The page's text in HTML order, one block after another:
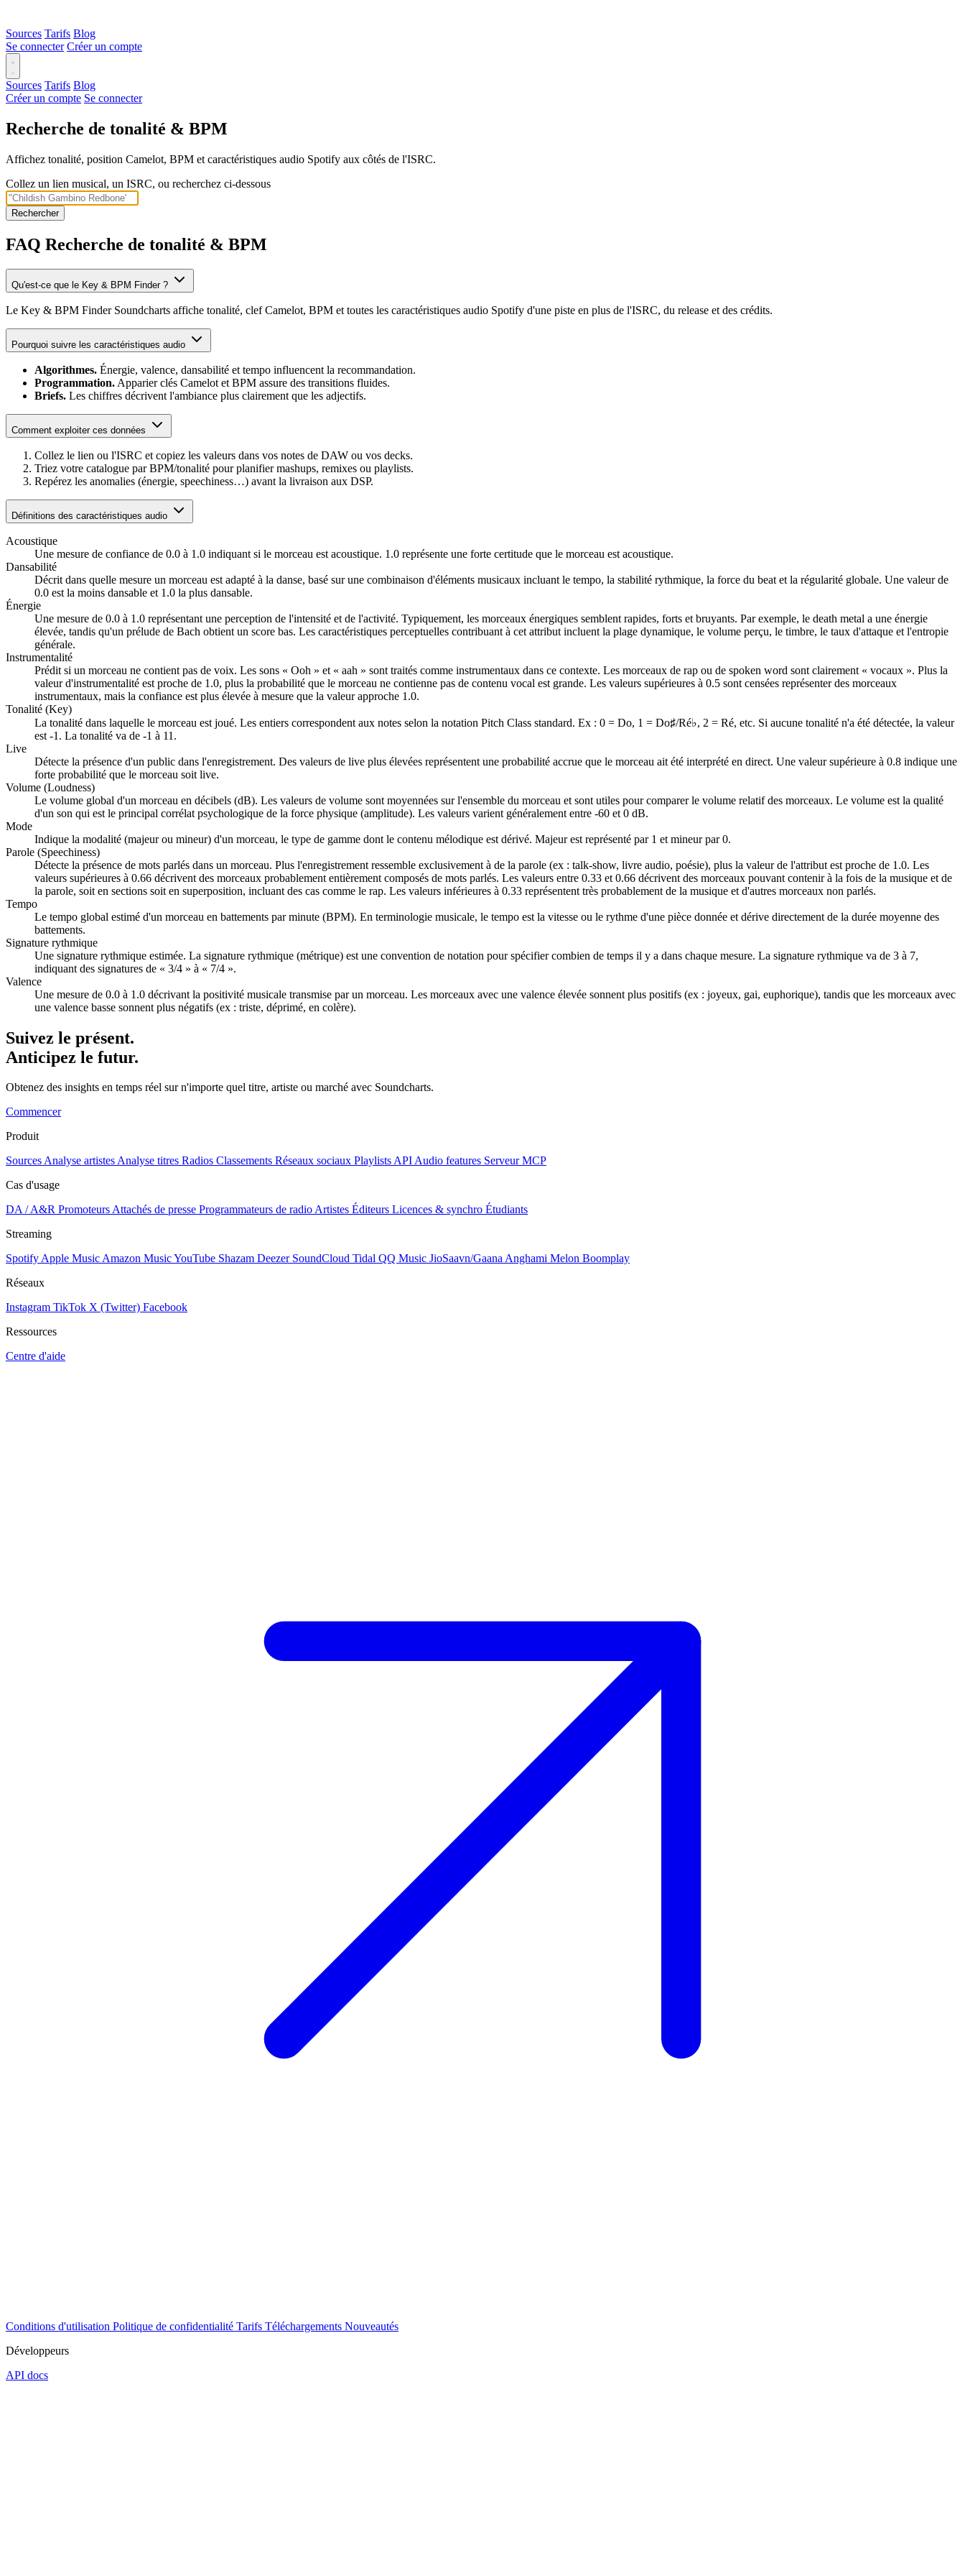
Sources Tarifs Blog
Se connecter Créer un compte
Sources Tarifs Blog
Créer un compte Se connecter
Recherche de tonalité & BPM
Affichez tonalité, position Camelot, BPM et caractéristiques audio Spotify aux côtés de l'ISRC.
Collez un lien musical, un ISRC, ou recherchez ci-dessous
Rechercher
FAQ Recherche de tonalité & BPM
Qu'est-ce que le Key & BPM Finder ?
Le Key & BPM Finder Soundcharts affiche tonalité, clef Camelot, BPM et toutes les caractéristiques audio Spotify d'une piste en plus de l'ISRC, du release et des crédits.
Pourquoi suivre les caractéristiques audio
Algorithmes. Énergie, valence, dansabilité et tempo influencent la recommandation.
Programmation. Apparier clés Camelot et BPM assure des transitions fluides.
Briefs. Les chiffres décrivent l'ambiance plus clairement que les adjectifs.
Comment exploiter ces données
Collez le lien ou l'ISRC et copiez les valeurs dans vos notes de DAW ou vos decks.
Triez votre catalogue par BPM/tonalité pour planifier mashups, remixes ou playlists.
Repérez les anomalies (énergie, speechiness…) avant la livraison aux DSP.
Définitions des caractéristiques audio
Acoustique
Une mesure de confiance de 0.0 à 1.0 indiquant si le morceau est acoustique. 1.0 représente une forte certitude que le morceau est acoustique.
Dansabilité
Décrit dans quelle mesure un morceau est adapté à la danse, basé sur une combinaison d'éléments musicaux incluant le tempo, la stabilité rythmique, la force du beat et la régularité globale. Une valeur de
0.0 est la moins dansable et 1.0 la plus dansable.
Énergie
Une mesure de 0.0 à 1.0 représentant une perception de l'intensité et de l'activité. Typiquement, les morceaux énergiques semblent rapides, forts et bruyants. Par exemple, le death metal a une énergie
élevée, tandis qu'un prélude de Bach obtient un score bas. Les caractéristiques perceptuelles contribuant à cet attribut incluent la plage dynamique, le volume perçu, le timbre, le taux d'attaque et l'entropie
générale.
Instrumentalité
Prédit si un morceau ne contient pas de voix. Les sons « Ooh » et « aah » sont traités comme instrumentaux dans ce contexte. Les morceaux de rap ou de spoken word sont clairement « vocaux ». Plus la
valeur d'instrumentalité est proche de 1.0, plus la probabilité que le morceau ne contienne pas de contenu vocal est grande. Les valeurs supérieures à 0.5 sont censées représenter des morceaux
instrumentaux, mais la confiance est plus élevée à mesure que la valeur approche 1.0.
Tonalité (Key)
La tonalité dans laquelle le morceau est joué. Les entiers correspondent aux notes selon la notation Pitch Class standard. Ex : 0 = Do, 1 = Do♯/Ré♭, 2 = Ré, etc. Si aucune tonalité n'a été détectée, la valeur
est -1. La tonalité va de -1 à 11.
Live
Détecte la présence d'un public dans l'enregistrement. Des valeurs de live plus élevées représentent une probabilité accrue que le morceau ait été interprété en direct. Une valeur supérieure à 0.8 indique une
forte probabilité que le morceau soit live.
Volume (Loudness)
Le volume global d'un morceau en décibels (dB). Les valeurs de volume sont moyennées sur l'ensemble du morceau et sont utiles pour comparer le volume relatif des morceaux. Le volume est la qualité
d'un son qui est le principal corrélat psychologique de la force physique (amplitude). Les valeurs varient généralement entre -60 et 0 dB.
Mode
Indique la modalité (majeur ou mineur) d'un morceau, le type de gamme dont le contenu mélodique est dérivé. Majeur est représenté par 1 et mineur par 0.
Parole (Speechiness)
Détecte la présence de mots parlés dans un morceau. Plus l'enregistrement ressemble exclusivement à de la parole (ex : talk-show, livre audio, poésie), plus la valeur de l'attribut est proche de 1.0. Les
valeurs supérieures à 0.66 décrivent des morceaux probablement entièrement composés de mots parlés. Les valeurs entre 0.33 et 0.66 décrivent des morceaux pouvant contenir à la fois de la musique et de
la parole, soit en sections soit en superposition, incluant des cas comme le rap. Les valeurs inférieures à 0.33 représentent très probablement de la musique et d'autres morceaux non parlés.
Tempo
Le tempo global estimé d'un morceau en battements par minute (BPM). En terminologie musicale, le tempo est la vitesse ou le rythme d'une pièce donnée et dérive directement de la durée moyenne des
battements.
Signature rythmique
Une signature rythmique estimée. La signature rythmique (métrique) est une convention de notation pour spécifier combien de temps il y a dans chaque mesure. La signature rythmique va de 3 à 7,
indiquant des signatures de « 3/4 » à « 7/4 ».
Valence
Une mesure de 0.0 à 1.0 décrivant la positivité musicale transmise par un morceau. Les morceaux avec une valence élevée sonnent plus positifs (ex : joyeux, gai, euphorique), tandis que les morceaux avec
une valence basse sonnent plus négatifs (ex : triste, déprimé, en colère).
Suivez le présent.
Anticipez le futur.
Obtenez des insights en temps réel sur n'importe quel titre, artiste ou marché avec Soundcharts.
Commencer
Produit
SourcesAnalyse artistesAnalyse titres Radios Classements Réseaux sociaux PlaylistsAPIAudio features Serveur MCP
Cas d'usage
DA / A&R PromoteursAttachés de presse Programmateurs de radioArtistes Éditeurs Licences & synchro Étudiants
Streaming
SpotifyApple MusicAmazon MusicYouTube Shazam Deezer SoundCloud Tidal QQ Music JioSaavn/GaanaAnghami Melon Boomplay
Réseaux
Instagram TikTok X (Twitter) Facebook
Ressources
Centre d'aide
Conditions d'utilisation Politique de confidentialité Tarifs Téléchargements Nouveautés
Développeurs
API docs